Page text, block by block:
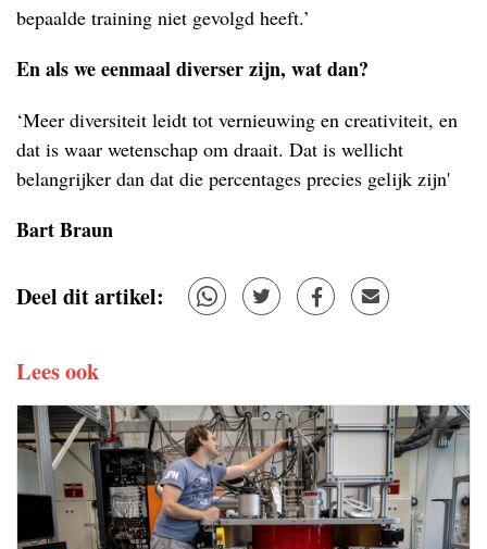
bepaalde training niet gevolgd heeft.’
En als we eenmaal diverser zijn, wat dan?
‘Meer diversiteit leidt tot vernieuwing en creativiteit, en
dat is waar wetenschap om draait. Dat is wellicht
belangrijker dan dat die percentages precies gelijk zijn'
Bart Braun
Deel dit artikel:
Lees ook